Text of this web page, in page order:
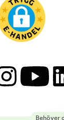
Behöver